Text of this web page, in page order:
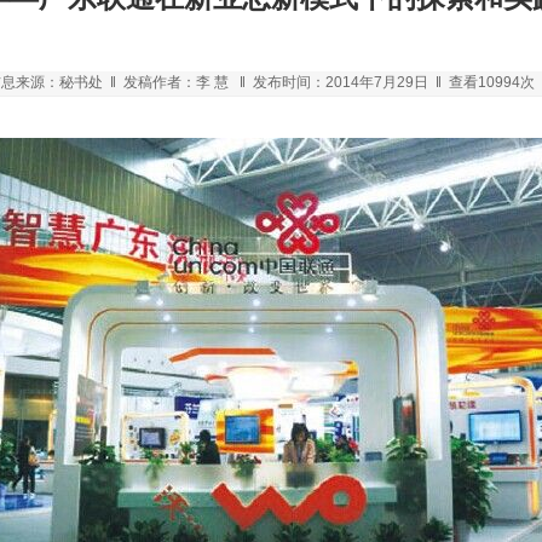
来源：秘书处 ‖ 发稿作者：李 慧 ‖ 发布时间：2014年7月29日 ‖ 查看10994